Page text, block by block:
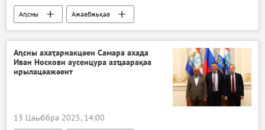
Аԥсны Ажәабжьқәа
Аԥсны ахаҭарнакцәеи Самара ахада
Иван Носкови аусеицура азҵаарақәа
ирылацәажәеит
13 Цәыббра 2025, 14:00